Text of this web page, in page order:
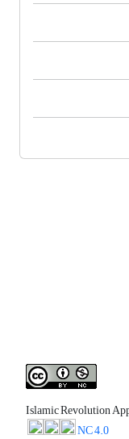
Islamic Revolution
NC 4.0